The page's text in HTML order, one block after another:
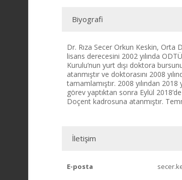
Biyografi
Dr. Rıza Secer Orkun Keskin, Orta
lisans derecesini 2002 yılında
Kurulu’nun yurt dışı doktora
atanmıştır ve doktorasını 2008
tamamlamıştır. 2008 yılından
görev yaptıktan sonra Eylül
Doçent kadrosuna atanmıştır.
İletişim
E-posta